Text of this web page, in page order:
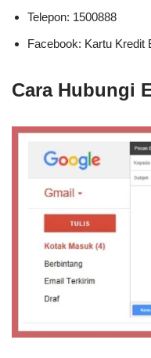
Telepon: 1500888
Facebook: Kartu Kredit
Cara Hubungi